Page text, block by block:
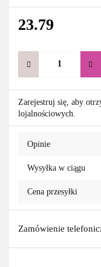
23.79
Zarejestruj się, aby
lojalnościowych.
Opinie
Wysyłka w ciągu
Cena przesyłki
Zamówienie